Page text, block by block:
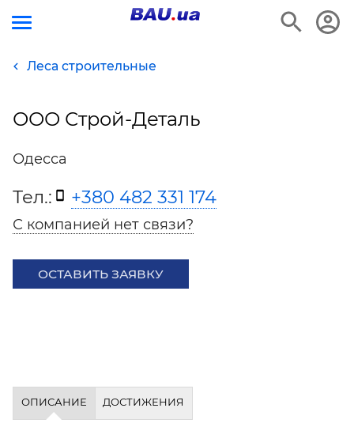
Леса строительные
ООО Строй-Деталь
Одесса
Тел.: +380 482 331 174
С компанией нет связи?
ОСТАВИТЬ ЗАЯВКУ
ОПИСАНИЕ ДОСТИЖЕНИЯ